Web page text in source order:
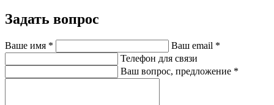
Задать вопрос
Ваше имя * Ваш email *
Телефон для связи
Ваш вопрос, предложение *